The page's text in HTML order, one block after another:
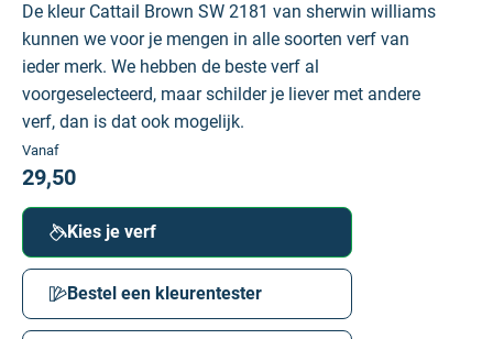
De kleur Cattail Brown SW 2181 van sherwin williams
kunnen we voor je mengen in alle soorten verf van
ieder merk. We hebben de beste verf al
voorgeselecteerd, maar schilder je liever met andere
verf, dan is dat ook mogelijk.
Vanaf
29,50
Kies je verf
Bestel een kleurentester